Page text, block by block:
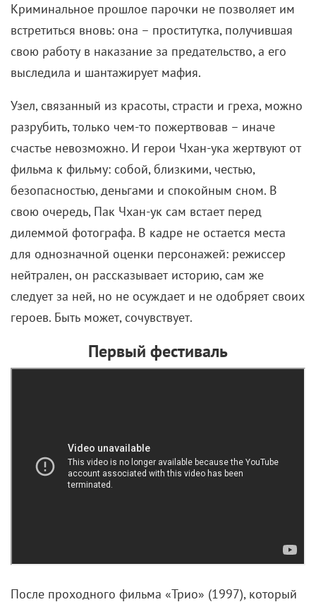
Криминальное прошлое парочки не позволяет им
встретиться вновь: она – проститутка, получившая
свою работу в наказание за предательство, а его
выследила и шантажирует мафия.
Узел, связанный из красоты, страсти и греха, можно
разрубить, только чем-то пожертвовав – иначе
счастье невозможно. И герои Чхан-ука жертвуют от
фильма к фильму: собой, близкими, честью,
безопасностью, деньгами и спокойным сном. В
свою очередь, Пак Чхан-ук сам встает перед
дилеммой фотографа. В кадре не остается места
для однозначной оценки персонажей: режиссер
нейтрален, он рассказывает историю, сам же
следует за ней, но не осуждает и не одобряет своих
героев. Быть может, сочувствует.
Первый фестиваль
После проходного фильма «Трио» (1997), который